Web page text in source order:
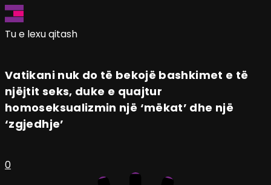
Tu e lexu qitash
Vatikani nuk do të bekojë bashkimet e të
njëjtit seks, duke e quajtur
homoseksualizmin një ‘mëkat’ dhe një
‘zgjedhje’
0